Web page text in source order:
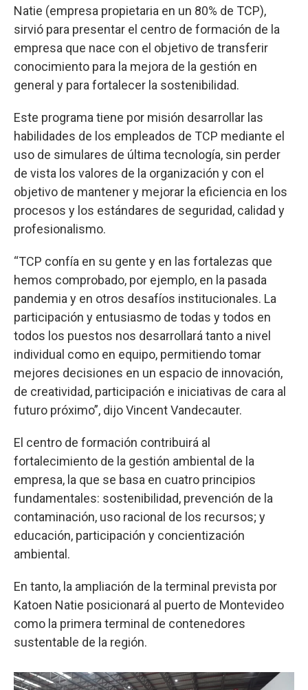
Natie (empresa propietaria en un 80% de TCP),
sirvió para presentar el centro de formación de la
empresa que nace con el objetivo de transferir
conocimiento para la mejora de la gestión en
general y para fortalecer la sostenibilidad.
Este programa tiene por misión desarrollar las
habilidades de los empleados de TCP mediante el
uso de simulares de última tecnología, sin perder
de vista los valores de la organización y con el
objetivo de mantener y mejorar la eficiencia en los
procesos y los estándares de seguridad, calidad y
profesionalismo.
“TCP confía en su gente y en las fortalezas que
hemos comprobado, por ejemplo, en la pasada
pandemia y en otros desafíos institucionales. La
participación y entusiasmo de todas y todos en
todos los puestos nos desarrollará tanto a nivel
individual como en equipo, permitiendo tomar
mejores decisiones en un espacio de innovación,
de creatividad, participación e iniciativas de cara al
futuro próximo”, dijo Vincent Vandecauter.
El centro de formación contribuirá al
fortalecimiento de la gestión ambiental de la
empresa, la que se basa en cuatro principios
fundamentales: sostenibilidad, prevención de la
contaminación, uso racional de los recursos; y
educación, participación y concientización
ambiental.
En tanto, la ampliación de la terminal prevista por
Katoen Natie posicionará al puerto de Montevideo
como la primera terminal de contenedores
sustentable de la región.